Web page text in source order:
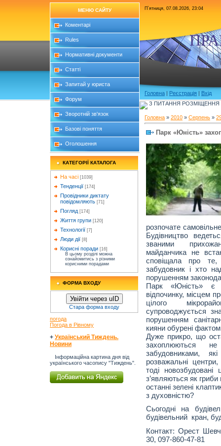
МЕНЮ САЙТУ
Коментарі
Rules
Нормативні документи
Статті
Запитай у юриста
Форум
Зворотній зв'язок
Базові поняття
Оголошення
КАТЕГОРІЇ КАТАЛОГА
На часі [1039]
Тенденції [174]
Провідники диктату
повідомляють [71]
Погляд [174]
Життя групи [120]
Технології [7]
Люди дії [8]
Корисні поради [16]
В цьому розділі можна
ознайомитись з різними
корисними порадами
ФОРМА ВХОДУ
Увійти через uID
Стара форма входу
погода
Погода в Рівному
+ Український Тиждень.
Новини
Інформаційна картина дня від
українського часопису "Тиждень".
П`ятниця, 07.08.2026, 23:04
Головна | Реєстрація | Вхід
З ПИТАННЯ РОЗМІЩЕННЯ
Головна » 2010 » Серпень »
Парк «Юність»
розпочате
Будівництво
званими
майданчика не
сповіщала про
забудовник і хто
порушенням
Парк «Юність» є
відпочинку, місцем
цілого
супроводжується
порушенням
кияни обурені
Дуже прикро, що
захоплюються
забудовниками,
розважальні
тоді новозбудовані
з’являються як
останні зелені
з духовністю?
Сьогодні на
будівельний кран,
Контакт: Орест
30, 097-860-47-81